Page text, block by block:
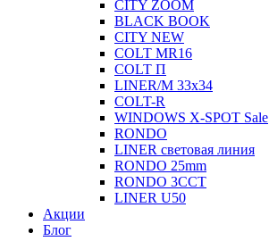
CITY ZOOM
BLACK BOOK
CITY NEW
COLT MR16
COLT П
LINER/М 33х34
COLT-R
WINDOWS X-SPOT Sale
RONDO
LINER световая линия
RONDO 25mm
RONDO 3CCT
LINER U50
Акции
Блог